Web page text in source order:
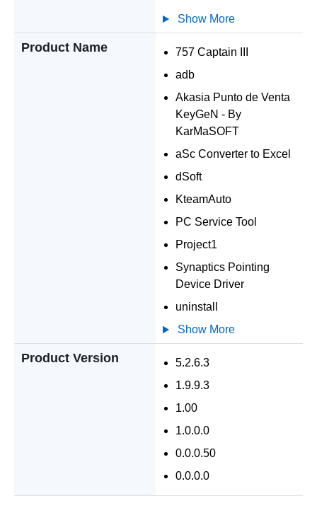
Show More
Product Name
757 Captain III
adb
Akasia Punto de Venta
KeyGeN - By
KarMaSOFT
aSc Converter to Excel
dSoft
KteamAuto
PC Service Tool
Project1
Synaptics Pointing
Device Driver
uninstall
Show More
Product Version
5.2.6.3
1.9.9.3
1.00
1.0.0.0
0.0.0.50
0.0.0.0